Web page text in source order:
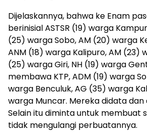
Dijelaskannya, bahwa ke Enam
berinisial ASTSR (19) warga
(25) warga Sobo, AM (20) warga
ANM (18) warga Kalipuro, AM (23)
(25) warga Giri, NH (19) warga
membawa KTP, ADM (19) warga
warga Benculuk, AG (35) warga
warga Muncar. Mereka didata
Selain itu diminta untuk membuat
tidak mengulangi perbuatannya.